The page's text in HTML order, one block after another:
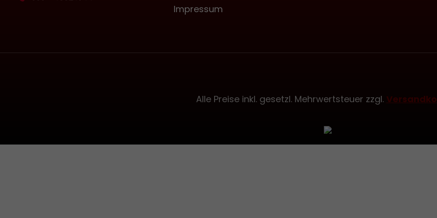
Innendurchmesser Large: ca. 52 Millimeter
Außendurchmesser und 43 MillimeterImpressum
Alle Preise inkl. gesetzl. Mehrwertsteuer zzgl.